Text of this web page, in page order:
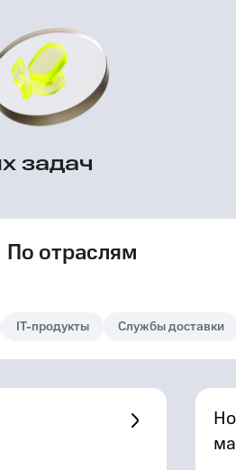
задач
По отраслям
IT-продукты Службы доставки